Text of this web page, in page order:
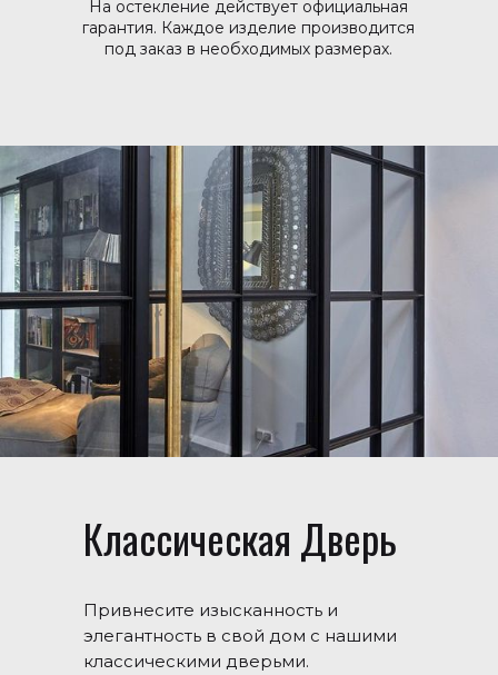
На остекление действует официальная
гарантия. Каждое изделие производится
под заказ в необходимых размерах.
Классическая Дверь
Привнесите изысканность и
элегантность в свой дом с нашими
классическими дверьми.